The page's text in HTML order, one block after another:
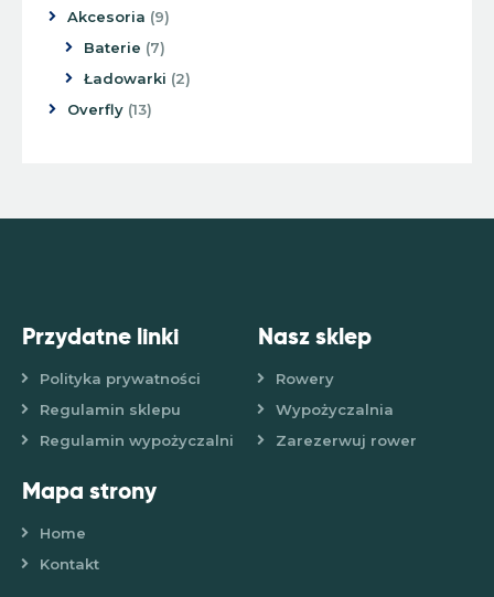
Akcesoria 9
Baterie
7
Ładowarki
2
Overfly 13
Przydatne linki
Polityka prywatności
Regulamin sklepu
Regulamin wypożyczalni
Nasz sklep
Rowery
Wypożyczalnia
Zarezerwuj rower
Mapa strony
Home
Kontakt